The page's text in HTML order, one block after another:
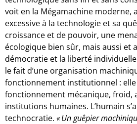
voit en la Mégamachine moderne,
excessive à la technologie et sa
croissance et de pouvoir, une
écologique bien sûr, mais aussi et
démocratie et la liberté
le fait d’une organisation
fonctionnement institutionnel :
fonctionnement mécanique, froid,
institutions humaines. L’humain
technocratie. « Un guêpier